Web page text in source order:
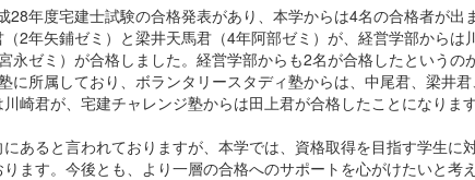
年度宅建士試験の合格発表があり、本学からは4名の合格者が出
2年矢鋪ゼミ）と梁井天馬君（4年阿部ゼミ）が、経営学部からは
永ゼミ）が合格しました。経営学部からも2名が合格したというの
所属しており、ボランタリースタディ塾からは、中尾君、梁井君
崎君が、宅建チャレンジ塾からは田上君が合格したことになりま
あると言われておりますが、本学では、資格取得を目指す学生に
ます。今後とも、より一層の合格へのサポートを心がけたいと考